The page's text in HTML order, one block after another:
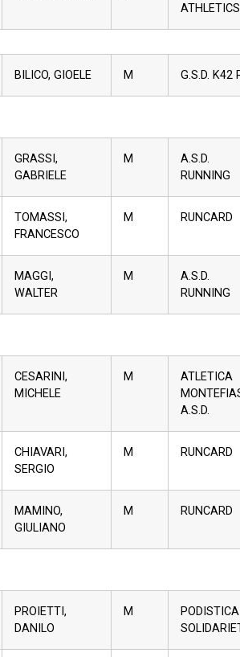
BILICO, GIOELE M G.S.D. K42
GRASSI,
GABRIELE
M
RUNNING
TOMASSI,
FRANCESCO
M RUNCARD
MAGGI,
WALTER
M
RUNNING
CESARINI,
MICHELE
M
ATLETICA
A.S.D.
CHIAVARI,
SERGIO
M RUNCARD
MAMINO,
GIULIANO
M RUNCARD
PROIETTI,
DANILO
M
PODISTICA